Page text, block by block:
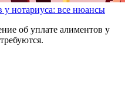
у нотариуса: все нюансы
об уплате алиментов у